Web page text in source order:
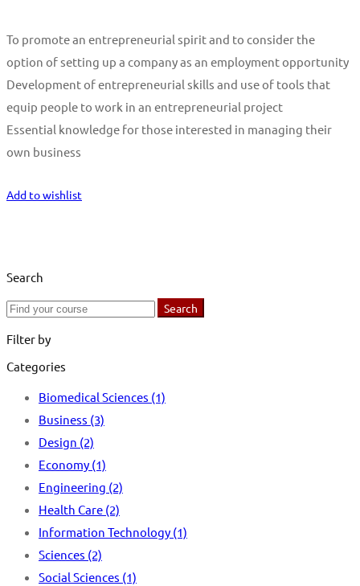
To promote an entrepreneurial spirit and to consider the
option of setting up a company as an employment opportunity
Development of entrepreneurial skills and use of tools that
equip people to work in an entrepreneurial project
Essential knowledge for those interested in managing their
own business
Add to wishlist
Search
Search
Search
Filter by
Categories
Biomedical Sciences (1)
Business (3)
Design (2)
Economy (1)
Engineering (2)
Health Care (2)
Information Technology (1)
Sciences (2)
Social Sciences (1)